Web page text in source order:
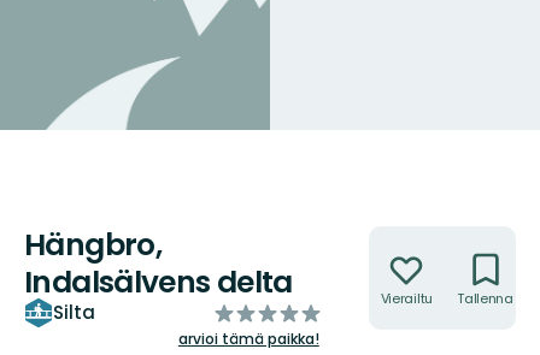
Hängbro,
Indalsälvens delta
Silta
/5
tähteä
arvioi tämä paikka!
Vierailtu Tallenna